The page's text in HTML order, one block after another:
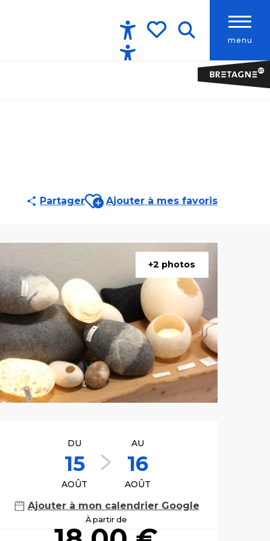
menu
Accessibilité
PartagerAjouter aux favoris
Ajouter à mes favoris
+2 photos
et
DU
15
AOÛT
AU
16
AOÛT
Ajouter à mon calendrier Google
À partir de